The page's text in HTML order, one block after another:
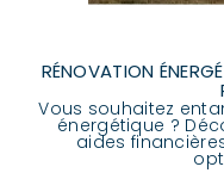
RÉNOVATION
Vous souhaitez
énergétique ?
aides